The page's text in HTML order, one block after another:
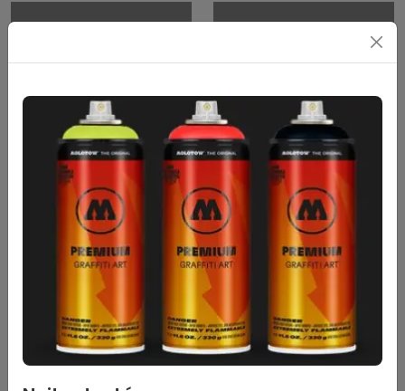
pengék
kések, pengék
Ollók Patchwork eszközök